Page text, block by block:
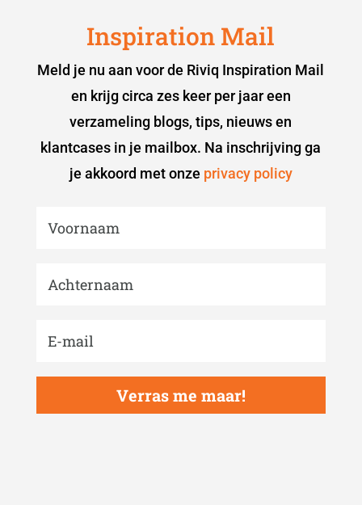
Inspiration Mail
Meld je nu aan voor de Riviq Inspiration Mail
en krijg circa zes keer per jaar een
verzameling blogs, tips, nieuws en
klantcases in je mailbox. Na inschrijving ga
je akkoord met onze privacy policy
Verras me maar!